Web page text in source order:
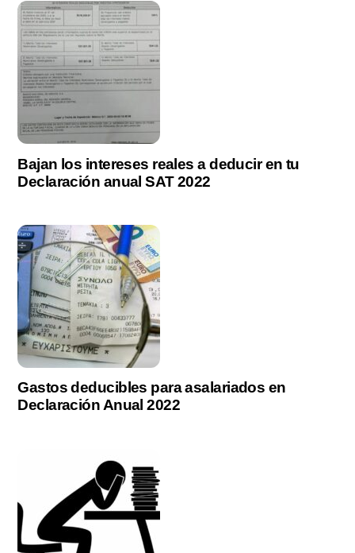
Bajan los intereses reales a deducir en tu
Declaración anual SAT 2022
Gastos deducibles para asalariados en
Declaración Anual 2022